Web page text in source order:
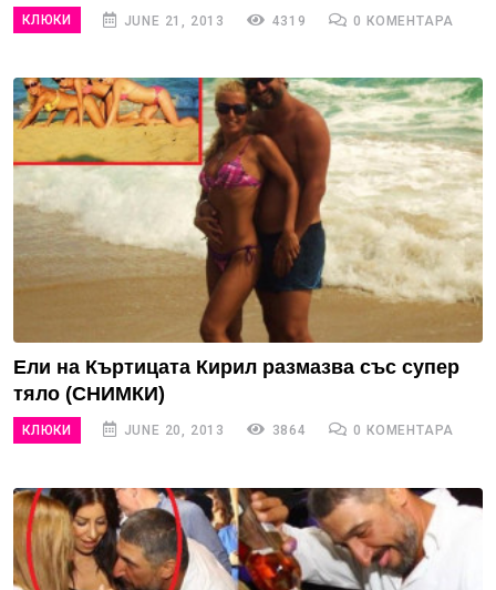
КЛЮКИ JUNE 21, 2013 4319 0 КОМЕНТАРА
Ели на Къртицата Кирил размазва със супер
тяло (СНИМКИ)
КЛЮКИ JUNE 20, 2013 3864 0 КОМЕНТАРА